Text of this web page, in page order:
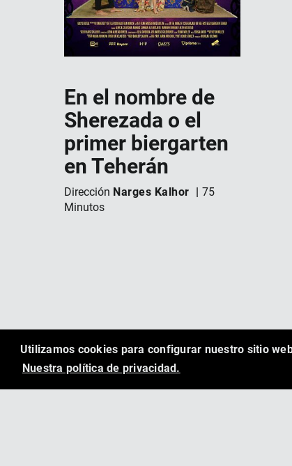
Utilizamos cookies para configurar nuestro sitio
Nuestra política de privacidad.
En el nombre de
Sherezada o el
primer biergarten
en Teherán
Dirección Narges Kalhor
75
Minutos